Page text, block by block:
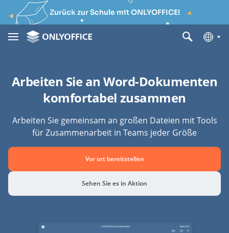
Zurück zur Schule mit ONLYOFFICE!
Arbeiten Sie an Word-Dokumenten
komfortabel zusammen
Arbeiten Sie gemeinsam an großen Dateien mit Tools
für Zusammenarbeit in Teams jeder Größe
Vor ort bereitstellen
Sehen Sie es in Aktion